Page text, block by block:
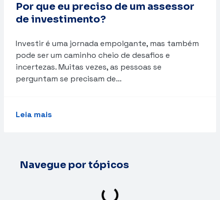
Por que eu preciso de um assessor
de investimento?
Investir é uma jornada empolgante, mas também
pode ser um caminho cheio de desafios e
incertezas. Muitas vezes, as pessoas se
perguntam se precisam de…
Leia mais
Navegue por tópicos